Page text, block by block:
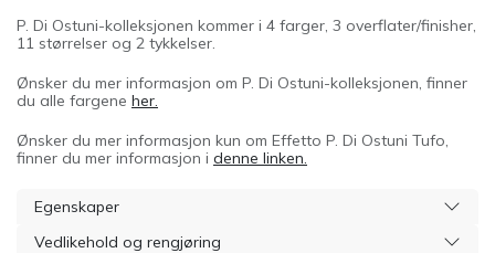
P. Di Ostuni-kolleksjonen kommer i 4 farger, 3 overflater/finisher,
11 størrelser og 2 tykkelser.
Ønsker du mer informasjon om P. Di Ostuni-kolleksjonen, finner
du alle fargene her.
Ønsker du mer informasjon kun om Effetto P. Di Ostuni Tufo,
finner du mer informasjon i denne linken.
Egenskaper
Vedlikehold og rengjøring